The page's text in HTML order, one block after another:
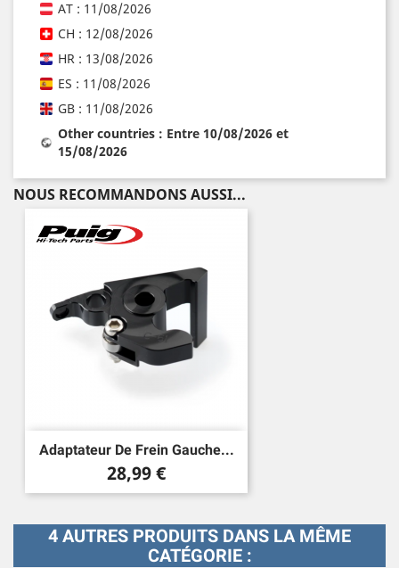
AT : 11/08/2026
CH : 12/08/2026
HR : 13/08/2026
ES : 11/08/2026
GB : 11/08/2026
Other countries : Entre 10/08/2026 et
15/08/2026
NOUS RECOMMANDONS AUSSI...
Adaptateur De Frein Gauche...
Prix
28,99 €
4 AUTRES PRODUITS DANS LA MÊME
CATÉGORIE :